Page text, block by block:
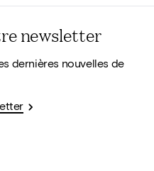
newsletter
dernières nouvelles de